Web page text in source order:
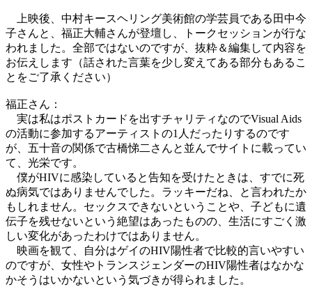
上映後、中村キースヘリング美術館の学芸員である田中今
子さんと、福正大輔さんが登壇し、トークセッションが行な
われました。全部ではないのですが、抜粋＆編集して内容を
お伝えします（話された言葉を少し変えてある部分もあるこ
とをご了承ください）
福正さん：
実は私はポストカードを出すチャリティなのでVisual Aids
の活動に参加するアーティストの1人だったりするのです
が、五十音の関係で古橋悌二さんと並んでサイトに載ってい
て、光栄です。
僕がHIVに感染していると告知を受けたときは、すでに死
ぬ病気ではありませんでした。ラッキーだね、と言われたか
もしれません。セックスできないということや、子どもに遺
伝子を残せないという絶望はあったものの、生活にすごく激
しい変化があったわけではありません。
映画を観て、自分はゲイのHIV陽性者で比較的言いやすい
のですが、女性やトランスジェンダーのHIV陽性者はなかな
かそうはいかないという気づきが得られました。